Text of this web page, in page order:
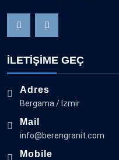
İLETİŞİME GEÇ
Adres
Bergama / İzmir
Mail
info@berengranit.com
Mobile